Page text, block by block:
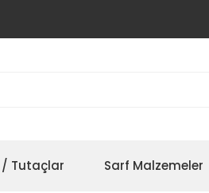
/ Tutaçlar Sarf Malzemeler